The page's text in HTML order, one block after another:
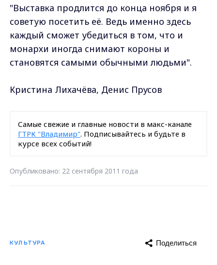
"Выставка продлится до конца ноября и я
советую посетить её. Ведь именно здесь
каждый сможет убедиться в том, что и
монархи иногда снимают короны и
становятся самыми обычными людьми".
Кристина Лихачёва, Денис Прусов
Самые свежие и главные новости в макс-канале
ГТРК "Владимир". Подписывайтесь и будьте в
курсе всех событий!
Опубликовано: 22 сентября 2011 года
КУЛЬТУРА Поделиться